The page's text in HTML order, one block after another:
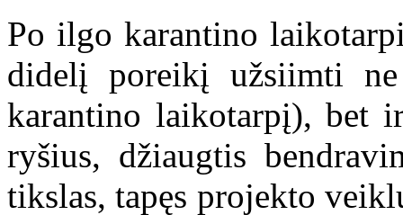
Po ilgo karantino
didelį poreikį užsiimti
karantino laikotarpį), bet
ryšius, džiaugtis
tikslas, tapęs projekto